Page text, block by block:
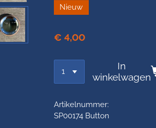
Nieuw
€ 4,00
In
winkelwagen
Artikelnummer:
SP00174 Button